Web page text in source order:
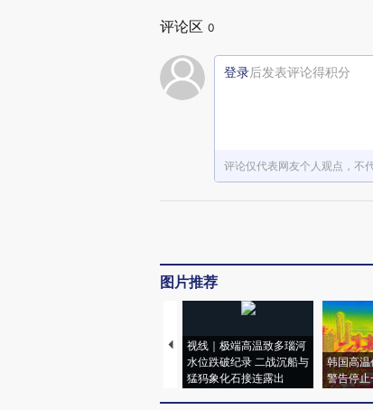
评论区 0
登录后发表评论得积分
评论仅代表网友个人观点，不
图片推荐
视线｜极端高温致多瑙河
水位跌破纪录 二战沉船与
猛犸象化石接连露出
韩国高温
警告停